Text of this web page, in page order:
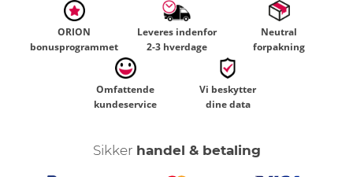
ORION
bonusprogrammet
Leveres indenfor
2-3 hverdage
Neutral
forpakning
Omfattende
kundeservice
Vi beskytter
dine data
Sikker handel & betaling